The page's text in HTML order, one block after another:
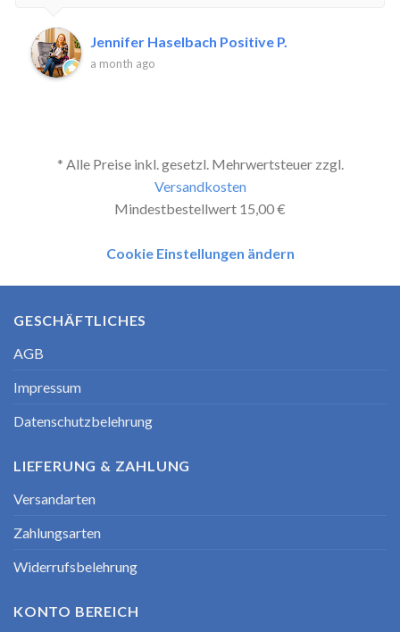
Jennifer Haselbach Positive P.
a month ago
* Alle Preise inkl. gesetzl. Mehrwertsteuer zzgl.
Versandkosten
Mindestbestellwert 15,00 €
Cookie Einstellungen ändern
GESCHÄFTLICHES
AGB
Impressum
Datenschutzbelehrung
LIEFERUNG & ZAHLUNG
Versandarten
Zahlungsarten
Widerrufsbelehrung
KONTO BEREICH